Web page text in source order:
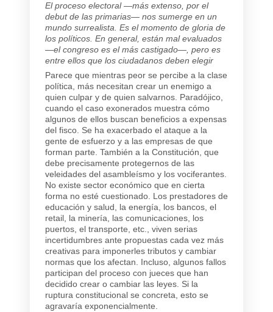
El proceso electoral —más extenso, por el
debut de las primarias— nos sumerge en un
mundo surrealista. Es el momento de gloria de
los políticos. En general, están mal evaluados
—el congreso es el más castigado—, pero es
entre ellos que los ciudadanos deben elegir
Parece que mientras peor se percibe a la clase
política, más necesitan crear un enemigo a
quien culpar y de quien salvarnos. Paradójico,
cuando el caso exonerados muestra cómo
algunos de ellos buscan beneficios a expensas
del fisco. Se ha exacerbado el ataque a la
gente de esfuerzo y a las empresas de que
forman parte. También a la Constitución, que
debe precisamente protegernos de las
veleidades del asambleísmo y los vociferantes.
No existe sector económico que en cierta
forma no esté cuestionado. Los prestadores de
educación y salud, la energía, los bancos, el
retail, la minería, las comunicaciones, los
puertos, el transporte, etc., viven serias
incertidumbres ante propuestas cada vez más
creativas para imponerles tributos y cambiar
normas que los afectan. Incluso, algunos fallos
participan del proceso con jueces que han
decidido crear o cambiar las leyes. Si la
ruptura constitucional se concreta, esto se
agravaría exponencialmente.